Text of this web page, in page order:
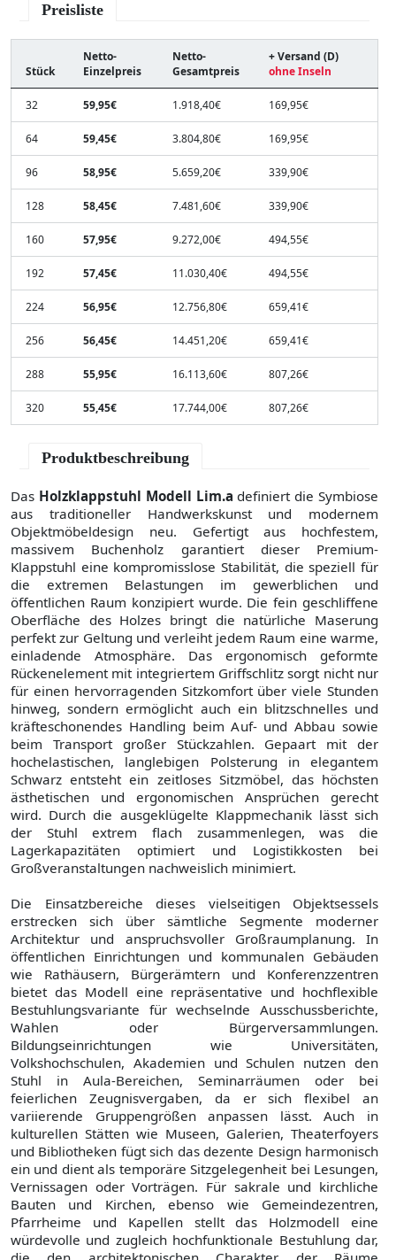
Preisliste
Stück
Netto-
Einzelpreis
Netto-
Gesamtpreis
+ Versand (D)
ohne Inseln
32 59,95€ 1.918,40€ 169,95€
64 59,45€ 3.804,80€ 169,95€
96 58,95€ 5.659,20€ 339,90€
128 58,45€ 7.481,60€ 339,90€
160 57,95€ 9.272,00€ 494,55€
192 57,45€ 11.030,40€ 494,55€
224 56,95€ 12.756,80€ 659,41€
256 56,45€ 14.451,20€ 659,41€
288 55,95€ 16.113,60€ 807,26€
320 55,45€ 17.744,00€ 807,26€
Produktbeschreibung
Das Holzklappstuhl Modell Lim.a definiert die Symbiose
aus traditioneller Handwerkskunst und modernem
Objektmöbeldesign neu. Gefertigt aus hochfestem,
massivem Buchenholz garantiert dieser Premium-
Klappstuhl eine kompromisslose Stabilität, die speziell für
die extremen Belastungen im gewerblichen und
öffentlichen Raum konzipiert wurde. Die fein geschliffene
Oberfläche des Holzes bringt die natürliche Maserung
perfekt zur Geltung und verleiht jedem Raum eine warme,
einladende Atmosphäre. Das ergonomisch geformte
Rückenelement mit integriertem Griffschlitz sorgt nicht nur
für einen hervorragenden Sitzkomfort über viele Stunden
hinweg, sondern ermöglicht auch ein blitzschnelles und
kräfteschonendes Handling beim Auf- und Abbau sowie
beim Transport großer Stückzahlen. Gepaart mit der
hochelastischen, langlebigen Polsterung in elegantem
Schwarz entsteht ein zeitloses Sitzmöbel, das höchsten
ästhetischen und ergonomischen Ansprüchen gerecht
wird. Durch die ausgeklügelte Klappmechanik lässt sich
der Stuhl extrem flach zusammenlegen, was die
Lagerkapazitäten optimiert und Logistikkosten bei
Großveranstaltungen nachweislich minimiert.
Die Einsatzbereiche dieses vielseitigen Objektsessels
erstrecken sich über sämtliche Segmente moderner
Architektur und anspruchsvoller Großraumplanung. In
öffentlichen Einrichtungen und kommunalen Gebäuden
wie Rathäusern, Bürgerämtern und Konferenzzentren
bietet das Modell eine repräsentative und hochflexible
Bestuhlungsvariante für wechselnde Ausschussberichte,
Wahlen oder Bürgerversammlungen.
Bildungseinrichtungen wie Universitäten,
Volkshochschulen, Akademien und Schulen nutzen den
Stuhl in Aula-Bereichen, Seminarräumen oder bei
feierlichen Zeugnisvergaben, da er sich flexibel an
variierende Gruppengrößen anpassen lässt. Auch in
kulturellen Stätten wie Museen, Galerien, Theaterfoyers
und Bibliotheken fügt sich das dezente Design harmonisch
ein und dient als temporäre Sitzgelegenheit bei Lesungen,
Vernissagen oder Vorträgen. Für sakrale und kirchliche
Bauten und Kirchen, ebenso wie Gemeindezentren,
Pfarrheime und Kapellen stellt das Holzmodell eine
würdevolle und zugleich hochfunktionale Bestuhlung dar,